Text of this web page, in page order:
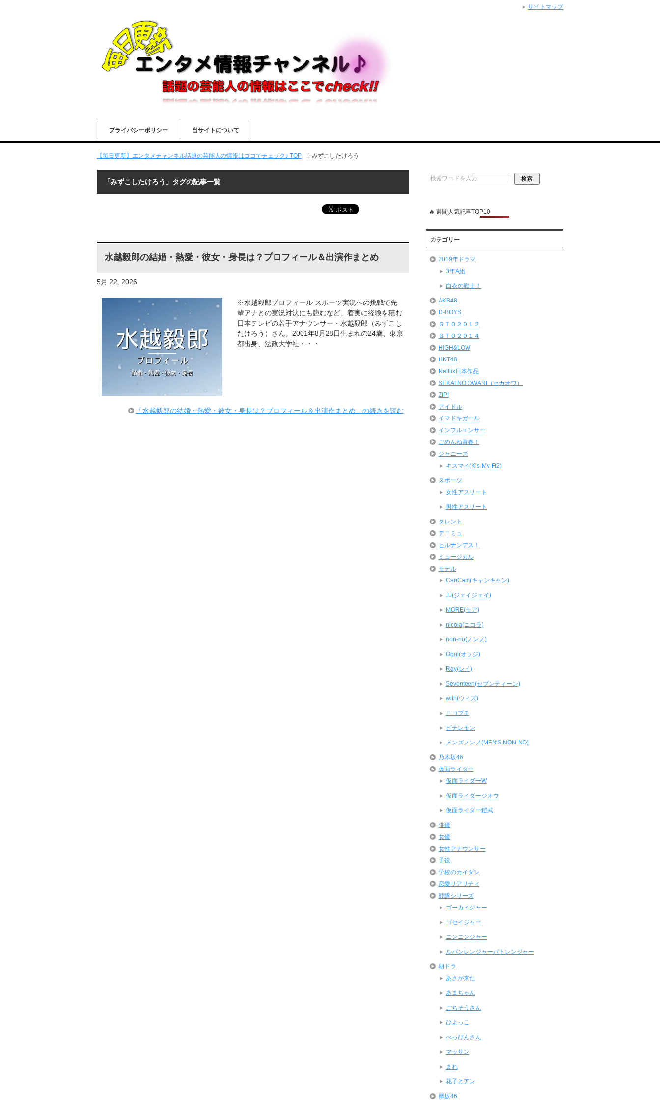
プライバシーポリシー 当サイトについて
【毎日更新】エンタメチャンネル話題の芸能人の情報はココでチェック♪ TOP みずこしたけろう
「みずこしたけろう」タグの記事一覧
水越毅郎の結婚・熱愛・彼女・身長は？プロフィール＆出演作まとめ
5月 22, 2026
※水越毅郎プロフィール スポーツ実況への挑戦で先
輩アナとの実況対決にも臨むなど、着実に経験を積む
日本テレビの若手アナウンサー・水越毅郎（みずこし
たけろう）さん。2001年8月28日生まれの24歳、東京
都出身、法政大学社・・・
「水越毅郎の結婚・熱愛・彼女・身長は？プロフィール＆出演作まとめ」の続きを読む
🔥 週間人気記事TOP10
カテゴリー
2019年ドラマ
3年A組
白衣の戦士！
AKB48
D-BOYS
ＧＴＯ２０１２
ＧＴＯ２０１４
HiGH&LOW
HKT48
Netflix日本作品
SEKAI NO OWARI（セカオワ）
ZIP!
アイドル
イマドキガール
インフルエンサー
ごめんね青春！
ジャニーズ
キスマイ(Kis-My-Ft2)
スポーツ
女性アスリート
男性アスリート
タレント
テニミュ
ヒルナンデス！
ミュージカル
モデル
CanCam(キャンキャン)
JJ(ジェイジェイ)
MORE(モア)
nicola(ニコラ)
non-no(ノンノ)
Oggi(オッジ)
Ray(レイ)
Seventeen(セブンティーン)
with(ウィズ)
ニコプチ
ピチレモン
メンズノンノ(MEN'S NON-NO)
乃木坂46
仮面ライダー
仮面ライダーW
仮面ライダージオウ
仮面ライダー鎧武
俳優
女優
女性アナウンサー
子役
学校のカイダン
恋愛リアリティ
戦隊シリーズ
ゴーカイジャー
ゴセイジャー
ニンニンジャー
ルパンレンジャーパトレンジャー
朝ドラ
あさが来た
あまちゃん
ごちそうさん
ひよっこ
べっぴんさん
マッサン
まれ
花子とアン
欅坂46
サイトマップ